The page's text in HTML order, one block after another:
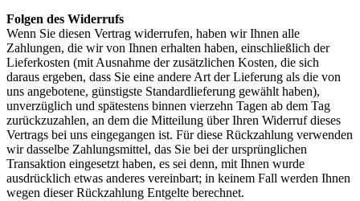
Folgen des Widerrufs
Wenn Sie diesen Vertrag widerrufen, haben wir Ihnen alle
Zahlungen, die wir von Ihnen erhalten haben, einschließlich der
Lieferkosten (mit Ausnahme der zusätzlichen Kosten, die sich
daraus ergeben, dass Sie eine andere Art der Lieferung als die von
uns angebotene, günstigste Standardlieferung gewählt haben),
unverzüglich und spätestens binnen vierzehn Tagen ab dem Tag
zurückzuzahlen, an dem die Mitteilung über Ihren Widerruf dieses
Vertrags bei uns eingegangen ist. Für diese Rückzahlung verwenden
wir dasselbe Zahlungsmittel, das Sie bei der ursprünglichen
Transaktion eingesetzt haben, es sei denn, mit Ihnen wurde
ausdrücklich etwas anderes vereinbart; in keinem Fall werden Ihnen
wegen dieser Rückzahlung Entgelte berechnet.